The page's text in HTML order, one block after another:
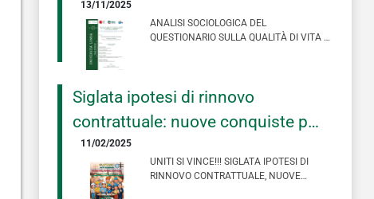
DEI LAVORATORI E LE SCELTE
DELLE IMPRESE. IL RUOLO DEL
SINDACATO NELLA SOCIETA’
13/11/2025
ANALISI SOCIOLOGICA DEL
QUESTIONARIO SULLA QUALITÀ DI VITA E
Siglata ipotesi di rinnovo
contrattuale: nuove conquiste per
il settore!
11/02/2025
UNITI SI VINCE!!! SIGLATA IPOTESI DI
RINNOVO CONTRATTUALE, NUOVE